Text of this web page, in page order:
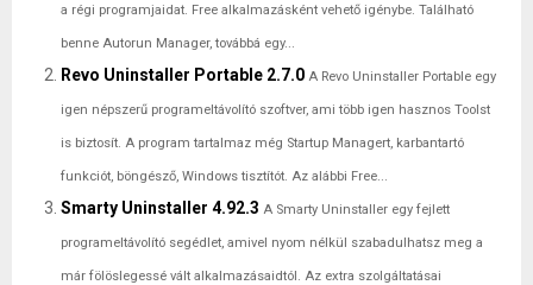
a régi programjaidat. Free alkalmazásként vehető igénybe. Található
benne Autorun Manager, továbbá egy...
Revo Uninstaller Portable 2.7.0 A Revo Uninstaller Portable egy
igen népszerű programeltávolító szoftver, ami több igen hasznos Toolst
is biztosít. A program tartalmaz még Startup Managert, karbantartó
funkciót, böngésző, Windows tisztítót. Az alábbi Free...
Smarty Uninstaller 4.92.3 A Smarty Uninstaller egy fejlett
programeltávolító segédlet, amivel nyom nélkül szabadulhatsz meg a
már fölöslegessé vált alkalmazásaidtól. Az extra szolgáltatásai